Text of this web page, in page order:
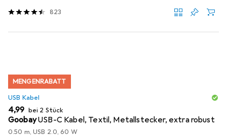
823
MENGENRABATT
USB Kabel
EUR
4,99 bei 2 Stück
GoobayUSB-C Kabel, Textil, Metallstecker, extra robust
0.50 m, USB 2.0, 60 W